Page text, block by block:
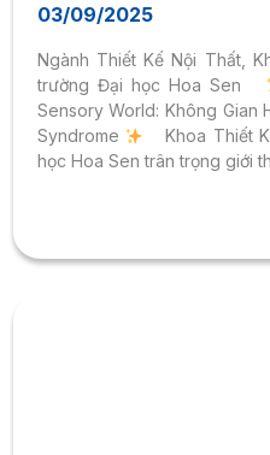
03/09/2025
Ngành Thiết Kế Nội Thất,
trường Đại học Hoa Sen
Sensory World: Không Gian
Syndrome
Khoa Thiết
học Hoa Sen trân trọng giới